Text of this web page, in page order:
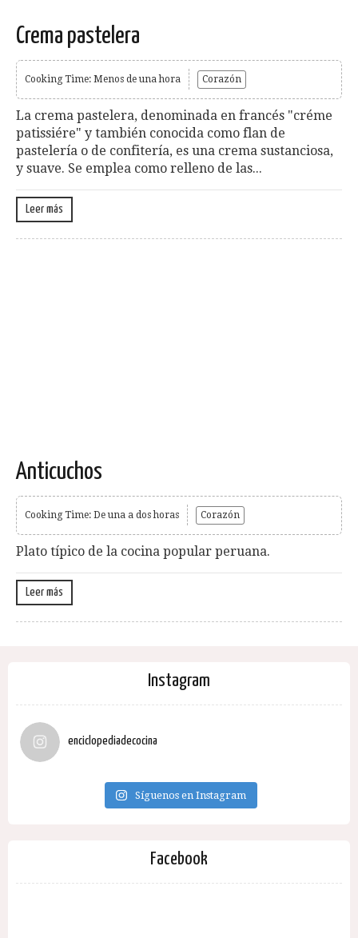
Crema pastelera
Cooking Time: Menos de una hora Corazón
La crema pastelera, denominada en francés "créme
patissiére" y también conocida como flan de
pastelería o de confitería, es una crema sustanciosa,
y suave. Se em­plea como relleno de las...
Leer más
Anticuchos
Cooking Time: De una a dos horas Corazón
Plato típico de la cocina popular peruana.
Leer más
Instagram
enciclopediadecocina
Síguenos en Instagram
Facebook